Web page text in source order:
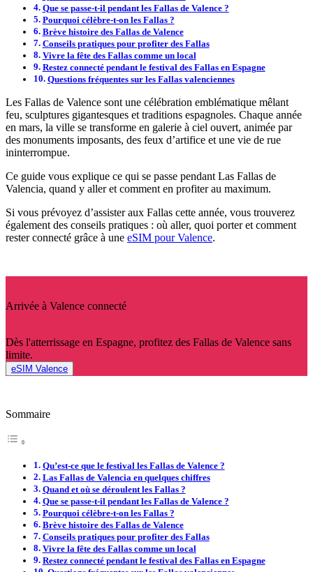
Que se passe-t-il pendant les Fallas de Valence ?
Pourquoi célèbre-t-on les Fallas ?
Brève histoire des Fallas de Valence
Conseils pratiques pour profiter des Fallas
Vivre la fête des Fallas comme un local
Restez connecté pendant le festival des Fallas en Espagne
Questions fréquentes sur les Fallas valenciennes
Les Fallas de Valence sont une célébration emblématique mêlant
feu, sculptures gigantesques et traditions espagnoles. Chaque année
en mars, la ville se transforme en galerie à ciel ouvert, animée par
des monuments imposants, des feux d’artifice et une vie de rue
ininterrompue.
Ce guide vous explique ce qui se passe pendant Las Fallas de
Valencia, quand y aller et comment en profiter au maximum.
Si vous prévoyez d’assister aux Fallas cette année, vous trouverez
également des conseils pratiques : où aller, quoi porter et comment
rester connecté grâce à une eSIM pour Valence.
Arrivée à Valence connecté
Dès l'atterrissage en Espagne, profitez des Fallas de Valence sans
limite.
eSIM Valence
Sommaire
Qu’est-ce que le festival les Fallas de Valence ?
Las Fallas de Valencia en quelques chiffres
Quand et où se déroulent les Fallas ?
Que se passe-t-il pendant les Fallas de Valence ?
Pourquoi célèbre-t-on les Fallas ?
Brève histoire des Fallas de Valence
Conseils pratiques pour profiter des Fallas
Vivre la fête des Fallas comme un local
Restez connecté pendant le festival des Fallas en Espagne